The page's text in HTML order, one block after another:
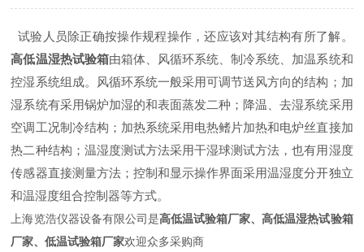
试验人员除正确按操作规程操作，还应该对其结构有所了解。
高低温湿热试验箱由箱体、风循环系统、制冷系统、加温系统和
控湿系统组成。风循环系统一般采用可调节送风方向的结构；加
湿系统有采用锅炉加湿的和表面蒸发二种；降温、去湿系统采用
空调工况制冷结构；加热系统采用电热鳍片加热和电炉丝直接加
热二种结构；温湿度测试方法采用干湿球测试方法，也有用湿度
传感器直接测量方法；控制和显示操作界面采用温湿度分开独立
和温湿度组合控制器等方式。
上海览浩仪器设备有限公司是高低温试验箱厂家、高低温湿热试验箱
厂家、低温试验箱厂家欢迎众多采购商